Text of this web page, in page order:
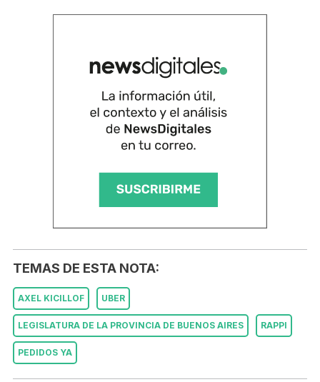
TEMAS DE ESTA NOTA:
AXEL KICILLOF UBER
LEGISLATURA DE LA PROVINCIA DE BUENOS AIRES RAPPI
PEDIDOS YA